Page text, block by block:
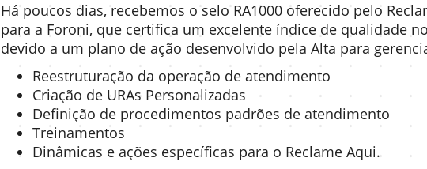
Há poucos dias, recebemos o selo RA1000 oferecido pelo
para a Foroni, que certifica um excelente índice de qualidade
devido a um plano de ação desenvolvido pela Alta para
Reestruturação da operação de atendimento
Criação de URAs Personalizadas
Definição de procedimentos padrões de atendimento
Treinamentos
Dinâmicas e ações específicas para o Reclame Aqui.